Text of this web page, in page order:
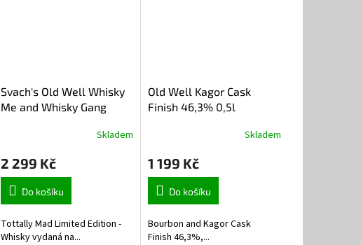
Svach's Old Well Whisky
Me and Whisky Gang
Skladem
2 299 Kč
Do košíku
Tottally Mad Limited Edition -
Whisky vydaná na...
Old Well Kagor Cask
Finish 46,3% 0,5l
Skladem
1 199 Kč
Do košíku
Bourbon and Kagor Cask
Finish 46,3%,...